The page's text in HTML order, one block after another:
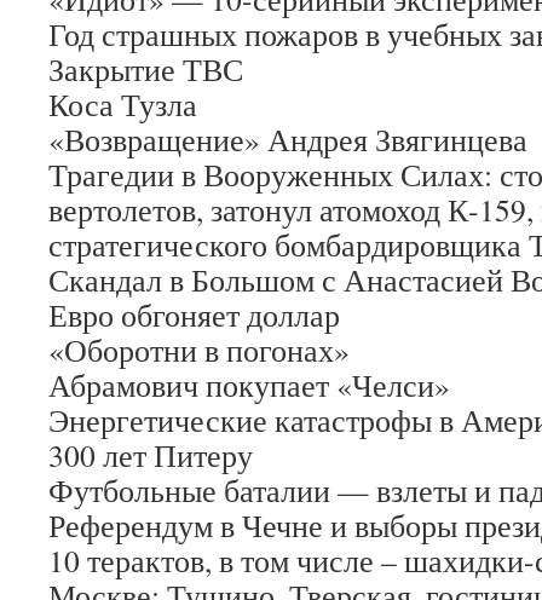
Год страшных пожаров в учебных
Закрытие ТВС
Коса Тузла
«Возвращение» Андрея Звягинцева
Трагедии в Вооруженных Силах:
вертолетов, затонул атомоход К-
стратегического бомбардировщика
Скандал в Большом с Анастасией
Евро обгоняет доллар
«Оборотни в погонах»
Абрамович покупает «Челси»
Энергетические катастрофы в
300 лет Питеру
Футбольные баталии — взлеты и
Референдум в Чечне и выборы
10 терактов, в том числе –